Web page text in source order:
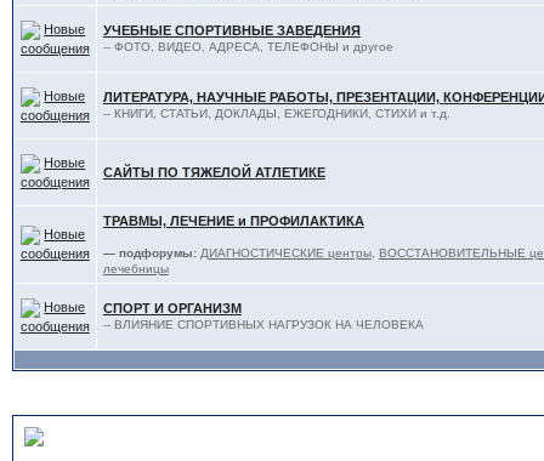
УЧЕБНЫЕ СПОРТИВНЫЕ ЗАВЕДЕНИЯ
-- ФОТО, ВИДЕО, АДРЕСА, ТЕЛЕФОНЫ и другое
ЛИТЕРАТУРА, НАУЧНЫЕ РАБОТЫ, ПРЕЗЕНТАЦИИ,
-- КНИГИ, СТАТЬИ, ДОКЛАДЫ, ЕЖЕГОДНИКИ, СТИХИ и т.д.
САЙТЫ ПО ТЯЖЕЛОЙ АТЛЕТИКЕ
ТРАВМЫ, ЛЕЧЕНИЕ и ПРОФИЛАКТИКА
— подфорумы: ДИАГНОСТИЧЕСКИЕ центры, ВОССТАНОВИТЕЛЬНЫЕ
лечебницы
СПОРТ И ОРГАНИЗМ
-- ВЛИЯНИЕ СПОРТИВНЫХ НАГРУЗОК НА ЧЕЛОВЕКА